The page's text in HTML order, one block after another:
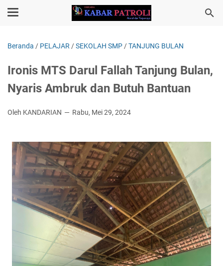
Beranda / PELAJAR /SEKOLAH SMP /TANJUNG BULAN
Ironis MTS Darul Fallah Tanjung Bulan,
Nyaris Ambruk dan Butuh Bantuan
Oleh KANDARIAN Rabu, Mei 29, 2024